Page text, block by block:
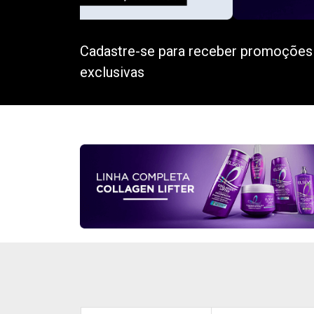
Cadastre-se para receber promoções
exclusivas